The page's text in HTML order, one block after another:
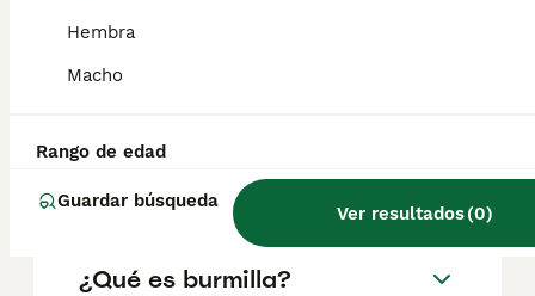
Hembra
Macho
Rango de edad
Guardar búsqueda
Ver resultados(0)
delicada que el macho. La cabeza tiene un
cuneiforme y orejas bastante separadas.
¿Cuál es la diferencia entre
un birmano y un burmilla?
¿Qué es burmilla?